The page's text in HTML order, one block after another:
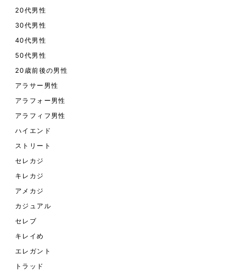
20代男性
30代男性
40代男性
50代男性
20歳前後の男性
アラサー男性
アラフォー男性
アラフィフ男性
ハイエンド
ストリート
セレカジ
キレカジ
アメカジ
カジュアル
セレブ
キレイめ
エレガント
トラッド